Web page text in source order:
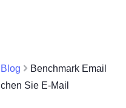
Benchmark Email
Sie E-Mail